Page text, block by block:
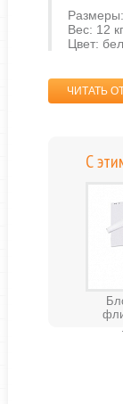
Вес: 12 кг
Цвет:
ЧИТАТЬ
С